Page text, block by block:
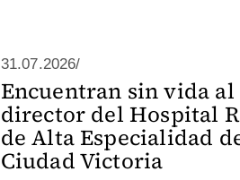
31.07.2026/
Encuentran sin vida al
director del Hospital
de Alta Especialidad
Ciudad Victoria